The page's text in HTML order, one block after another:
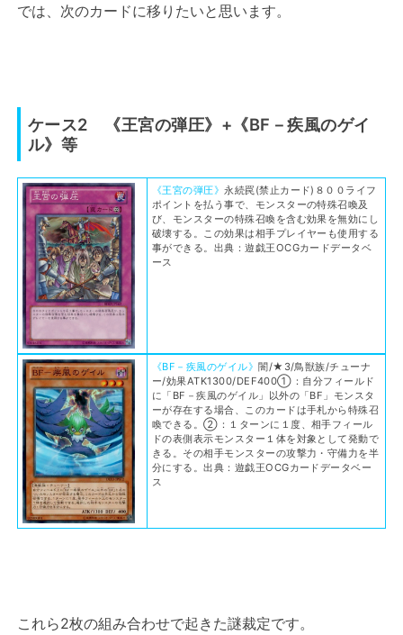
では、次のカードに移りたいと思います。
ケース2 《王宮の弾圧》+《BF－疾風のゲイ
ル》等
《王宮の弾圧》永続罠(禁止カード)８００ライフ
ポイントを払う事で、モンスターの特殊召喚及
び、モンスターの特殊召喚を含む効果を無効にし
破壊する。この効果は相手プレイヤーも使用する
事ができる。出典：遊戯王OCGカードデータベ
ース
《BF－疾風のゲイル》闇/★3/鳥獣族/チューナ
ー/効果ATK1300/DEF400①：自分フィールド
に「BF－疾風のゲイル」以外の「BF」モンスタ
ーが存在する場合、このカードは手札から特殊召
喚できる。②：１ターンに１度、相手フィール
ドの表側表示モンスター１体を対象として発動で
きる。その相手モンスターの攻撃力・守備力を半
分にする。出典：遊戯王OCGカードデータベー
ス
これら2枚の組み合わせで起きた謎裁定です。